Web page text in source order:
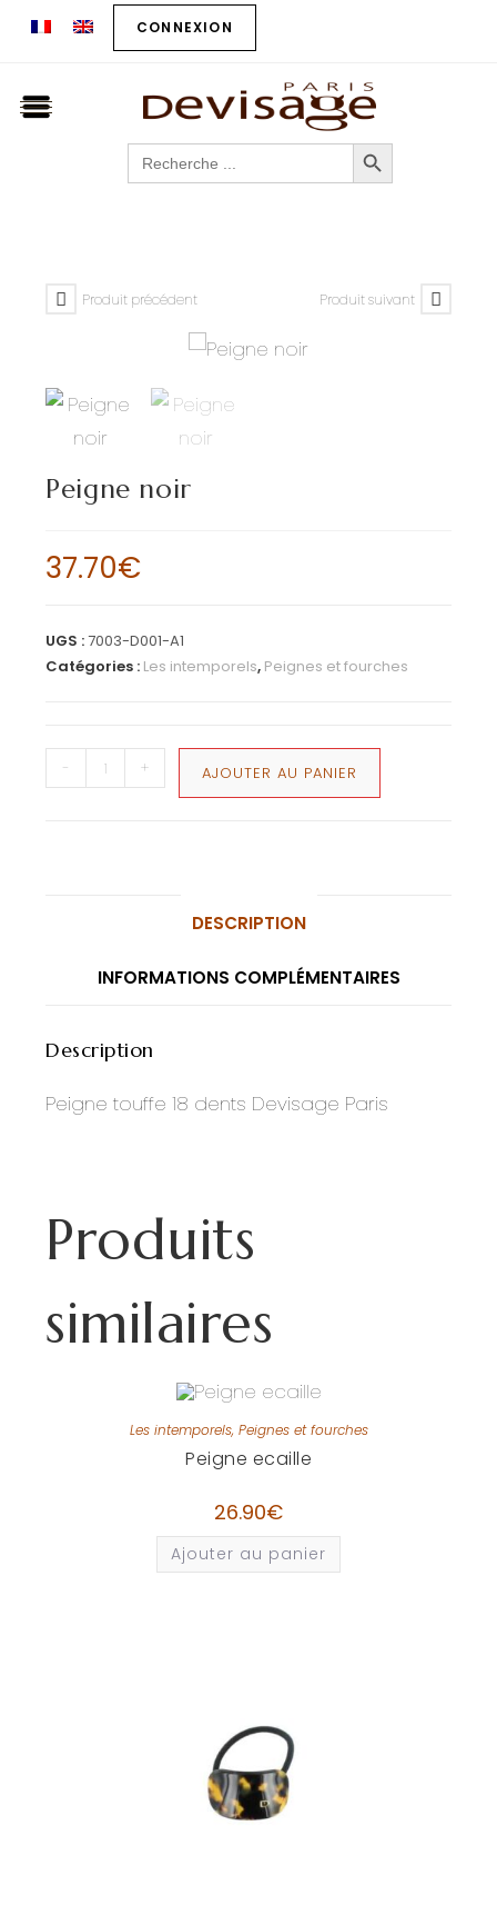
CONNEXION
Search
for:
SEARCH BUTTON
Produit précédent Produit suivant
Peigne noir
37.70€
UGS :7003-D001-A1
Catégories : Les intemporels, Peignes et fourches
- + AJOUTER AU PANIER
DESCRIPTION
INFORMATIONS COMPLÉMENTAIRES
Description
Peigne touffe 18 dents Devisage Paris
Produits
similaires
Les intemporels, Peignes et fourches
Peigne ecaille
26.90€
Ajouter au panier